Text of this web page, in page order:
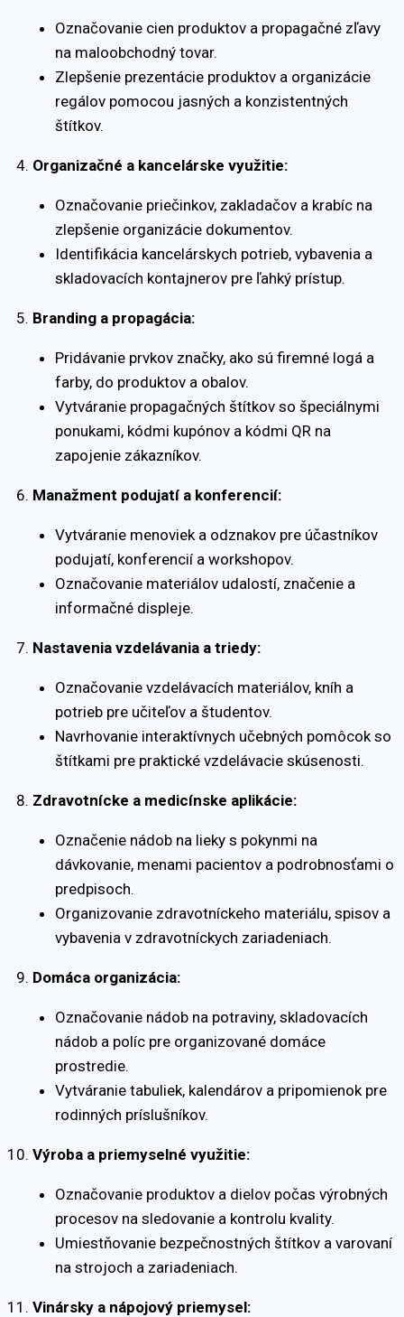
Označovanie cien produktov a propagačné zľavy
na maloobchodný tovar.
Zlepšenie prezentácie produktov a organizácie
regálov pomocou jasných a konzistentných
štítkov.
Organizačné a kancelárske využitie:
Označovanie priečinkov, zakladačov a krabíc na
zlepšenie organizácie dokumentov.
Identifikácia kancelárskych potrieb, vybavenia a
skladovacích kontajnerov pre ľahký prístup.
Branding a propagácia:
Pridávanie prvkov značky, ako sú firemné logá a
farby, do produktov a obalov.
Vytváranie propagačných štítkov so špeciálnymi
ponukami, kódmi kupónov a kódmi QR na
zapojenie zákazníkov.
Manažment podujatí a konferencií:
Vytváranie menoviek a odznakov pre účastníkov
podujatí, konferencií a workshopov.
Označovanie materiálov udalostí, značenie a
informačné displeje.
Nastavenia vzdelávania a triedy:
Označovanie vzdelávacích materiálov, kníh a
potrieb pre učiteľov a študentov.
Navrhovanie interaktívnych učebných pomôcok so
štítkami pre praktické vzdelávacie skúsenosti.
Zdravotnícke a medicínske aplikácie:
Označenie nádob na lieky s pokynmi na
dávkovanie, menami pacientov a podrobnosťami o
predpisoch.
Organizovanie zdravotníckeho materiálu, spisov a
vybavenia v zdravotníckych zariadeniach.
Domáca organizácia:
Označovanie nádob na potraviny, skladovacích
nádob a políc pre organizované domáce
prostredie.
Vytváranie tabuliek, kalendárov a pripomienok pre
rodinných príslušníkov.
Výroba a priemyselné využitie:
Označovanie produktov a dielov počas výrobných
procesov na sledovanie a kontrolu kvality.
Umiestňovanie bezpečnostných štítkov a varovaní
na strojoch a zariadeniach.
Vinársky a nápojový priemysel: